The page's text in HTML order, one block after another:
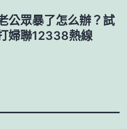
公眾暴了怎么辦？試
婦聯12338熱線